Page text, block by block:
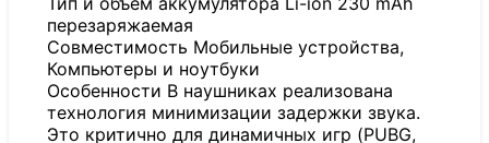
перезаряжаемая
Совместимость Мобильные устройства,
Компьютеры и ноутбуки
Особенности В наушниках реализована
технология минимизации задержки звука.
Это критично для динамичных игр (PUBG,